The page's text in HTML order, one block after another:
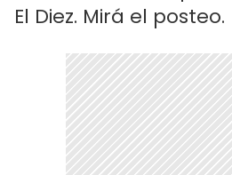
El Diez. Mirá el posteo.